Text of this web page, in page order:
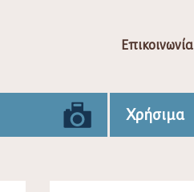
Επικοινωνία
Χρήσιμα